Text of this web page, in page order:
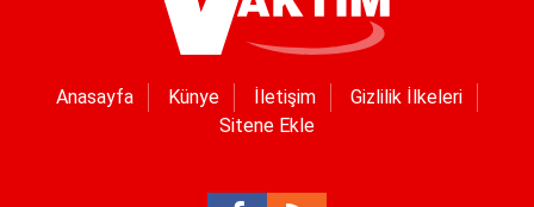
Anasayfa Künye İletişim
Gizlilik İlkeleri
Sitene Ekle